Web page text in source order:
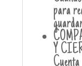
para
Y